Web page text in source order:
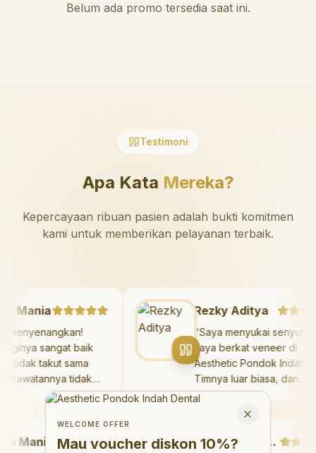
Belum ada promo tersedia saat ini.
Testimoni
Apa Kata Mereka?
Kepercayaan ribuan pasien adalah bukti komitmen
kami untuk memberikan pelayanan terbaik.
Mania
menyenangkan!
giginya sangat baik
saya tidak takut sama
Perawatannya tidak
dan saya bisa bermain
suka pergi ke dokter
sekarang!
Rezky Aditya
"Saya menyukai
saya berkat veneer di
Aesthetic Pondok
Timnya luar biasa, dan
hasilnya melebihi
saya. Saya tersenyum
hari."
Welcome Offer
Mau voucher diskon <strong>10%</strong>?
WELCOME OFFER
Mau voucher diskon 10%?
Close